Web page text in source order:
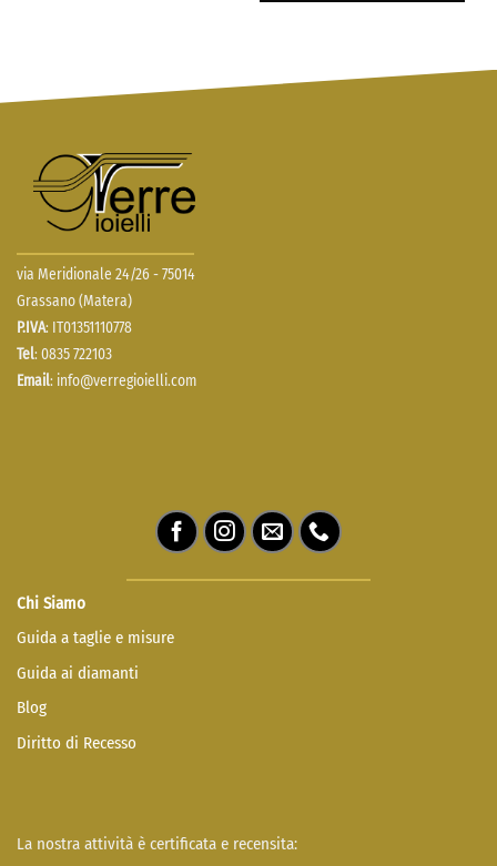
via Meridionale 24/26 - 75014
Grassano (Matera)
P.IVA: IT01351110778
Tel: 0835 722103
Email: info@verregioielli.com
Chi Siamo
Guida a taglie e misure
Guida ai diamanti
Blog
Diritto di Recesso
La nostra attività è certificata e recensita: